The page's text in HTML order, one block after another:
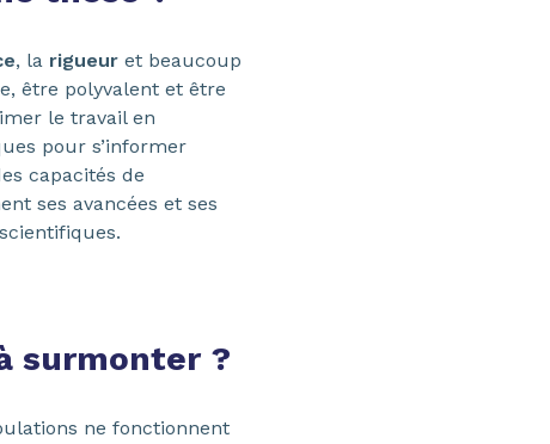
, la rigueuret beaucoup
être polyvalent et être
le travail en
pour s’informer
capacités de
ses avancées et ses
surmonter ?
ne fonctionnent